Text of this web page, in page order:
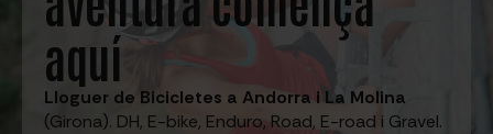
aquí
Lloguer de Bicicletes a Andorra i La Molina
(Girona). DH, E-bike, Enduro, Road, E-road i Gravel.